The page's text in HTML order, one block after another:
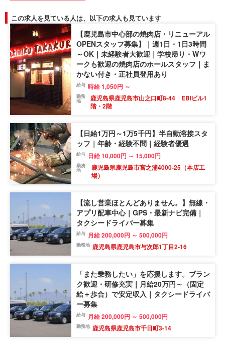
この求人を見ている人は、以下の求人も見ています
【鹿児島市中心部の焼肉店・リニューアル
OPENスタッフ募集】｜週1日・1日3時間
～OK｜未経験者大歓迎｜学校帰り・Wワ
ークも歓迎の焼肉店のホールスタッフ｜ま
かない付き・正社員登用あり
給与 時給 1,050円 ～
勤務
地
鹿児島県鹿児島市山之口町8-44 EBIビル1
階・2階
【日給1万円～1万5千円】半自動溶接スタ
ッフ｜年齢・経験不問｜経験者優遇
給与 日給 10,000円 ～ 15,000円
勤務
地
鹿児島県鹿児島市宮之浦4000-25（本店工
場）
【流し営業ほとんどありません。】無線・
アプリ配車中心｜GPS・最新ナビ完備｜
タクシードライバー募集
給与 月給 200,000円 ～ 500,000円
勤務地 鹿児島県鹿児島市与次郎1丁目2-16
「また乗務したい」を応援します。ブラン
ク歓迎・研修充実｜月給20万円～（固定
給＋歩合）で安定収入｜タクシードライバ
ー募集
給与 月給 200,000円 ～ 500,000円
勤務地 鹿児島県鹿児島市千日町3-14